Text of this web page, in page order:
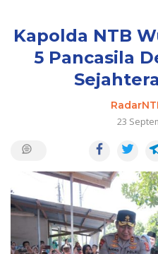
Kapolda NTB
5 Pancasila
23